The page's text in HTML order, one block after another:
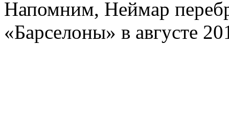
Напомним, Неймар
«Барселоны» в августе